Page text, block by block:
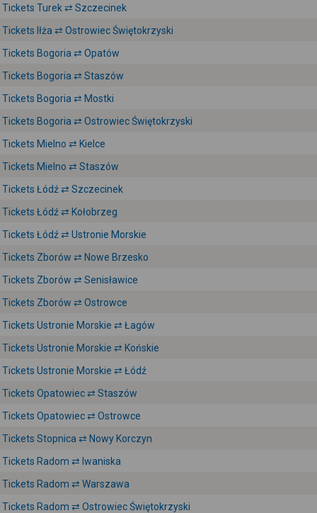
Tickets Turek ⇄ Szczecinek
Tickets Iłża ⇄ Ostrowiec Świętokrzyski
Tickets Bogoria ⇄ Opatów
Tickets Bogoria ⇄ Staszów
Tickets Bogoria ⇄ Mostki
Tickets Bogoria ⇄ Ostrowiec Świętokrzyski
Tickets Mielno ⇄ Kielce
Tickets Mielno ⇄ Staszów
Tickets Łódź ⇄ Szczecinek
Tickets Łódź ⇄ Kołobrzeg
Tickets Łódź ⇄ Ustronie Morskie
Tickets Zborów ⇄ Nowe Brzesko
Tickets Zborów ⇄ Senisławice
Tickets Zborów ⇄ Ostrowce
Tickets Ustronie Morskie ⇄ Łagów
Tickets Ustronie Morskie ⇄ Końskie
Tickets Ustronie Morskie ⇄ Łódź
Tickets Opatowiec ⇄ Staszów
Tickets Opatowiec ⇄ Ostrowce
Tickets Stopnica ⇄ Nowy Korczyn
Tickets Radom ⇄ Iwaniska
Tickets Radom ⇄ Warszawa
Tickets Radom ⇄ Ostrowiec Świętokrzyski